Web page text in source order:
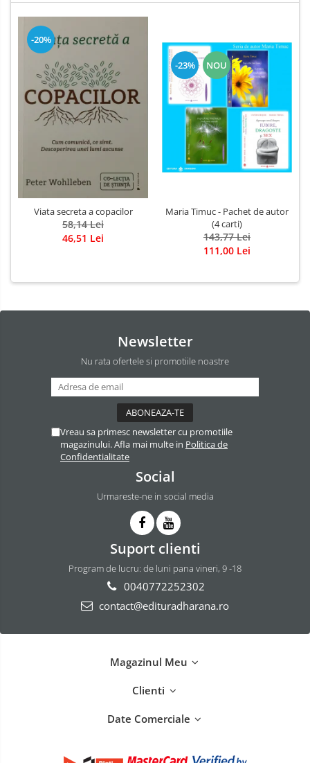
-20%
Viata secreta a copacilor
58,14 Lei
46,51 Lei
-23% NOU
Maria Timuc - Pachet de autor
(4 carti)
143,77 Lei
111,00 Lei
Newsletter
Nu rata ofertele si promotiile noastre
Vreau sa primesc newsletter cu promotiile
magazinului. Afla mai multe in Politica de
Confidentialitate
Social
Urmareste-ne in social media
Suport clienti
Program de lucru: de luni pana vineri, 9 -18
0040772252302
contact@edituradharana.ro
Magazinul Meu
Clienti
Date Comerciale